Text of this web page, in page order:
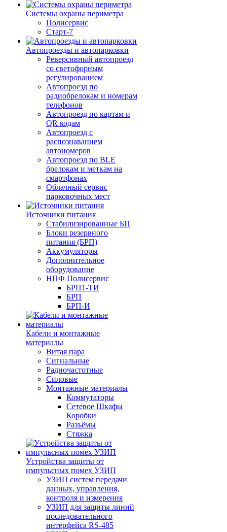
Системы охраны периметра
Полисервис
Старт-7
Автопроезды и автопарковки
Реверсивный автопроезд
со светофорным
регулированием
Автопроезд по
радиобрелокам и номерам
телефонов
Автопроезд по картам и
QR кодам
Автопроезд с
распознаванием
автономеров
Автопроезд по BLE
брелокам и меткам на
смартфонах
Облачный сервис
парковочных мест
Источники питания
Стабилизированные БП
Блоки резервного
питания (БРП)
Аккумуляторы
Дополнительное
оборудование
НПФ Полисервис
БРП1-ТИ
БРП
БРП-И
Кабели и монтажные
материалы
Витая пара
Сигнальные
Радиочастотные
Силовые
Монтажные материалы
Коммутаторы
Сетевое Шкафы
Коробки
Разъёмы
Стяжка
Уcтройства защиты от
импульсных помех УЗИП
УЗИП систем передачи
данных, управления,
контроля и измерения
УЗИП для защиты линий
последовательного
интерфейса RS-485